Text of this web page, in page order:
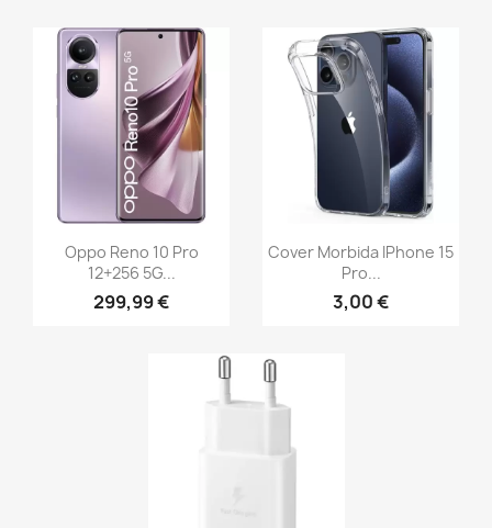
Oppo Reno 10 Pro
12+256 5G...
299,99 €
Cover Morbida IPhone 15
Pro...
3,00 €